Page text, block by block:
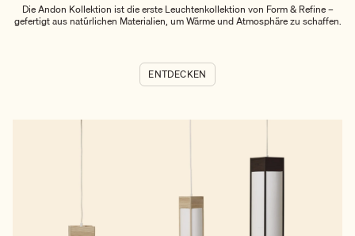
Die Andon Kollektion ist die erste Leuchtenkollektion von Form & Refine –
gefertigt aus natürlichen Materialien, um Wärme und Atmosphäre zu schaffen.
ENTDECKEN